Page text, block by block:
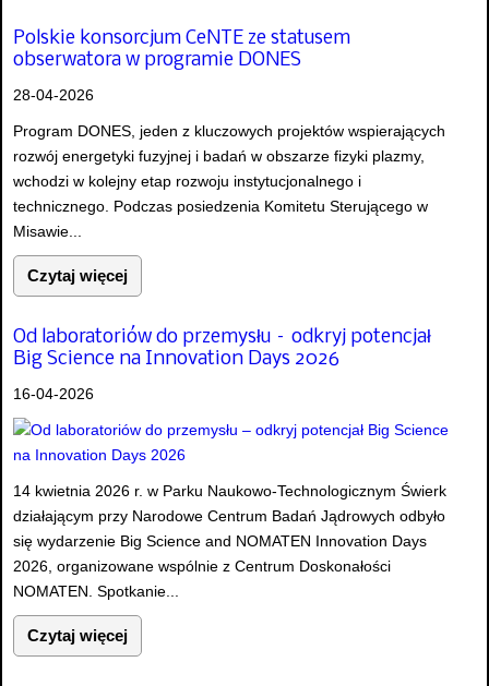
Polskie konsorcjum CeNTE ze statusem
obserwatora w programie DONES
28-04-2026
Program DONES, jeden z kluczowych projektów wspierających
rozwój energetyki fuzyjnej i badań w obszarze fizyki plazmy,
wchodzi w kolejny etap rozwoju instytucjonalnego i
technicznego. Podczas posiedzenia Komitetu Sterującego w
Misawie...
Czytaj więcej
Od laboratoriów do przemysłu – odkryj potencjał
Big Science na Innovation Days 2026
16-04-2026
14 kwietnia 2026 r. w Parku Naukowo-Technologicznym Świerk
działającym przy Narodowe Centrum Badań Jądrowych odbyło
się wydarzenie Big Science and NOMATEN Innovation Days
2026, organizowane wspólnie z Centrum Doskonałości
NOMATEN. Spotkanie...
Czytaj więcej